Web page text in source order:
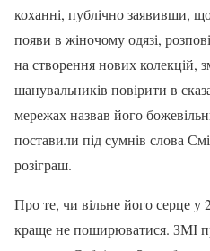
коханні, публічно заявивши,
появи в жіночому одязі,
на створення нових колекцій,
шанувальників повірити в
мережах назвав його
поставили під сумнів слова
розіграш.
Про те, чи вільне його серце у
краще не поширюватися. ЗМІ